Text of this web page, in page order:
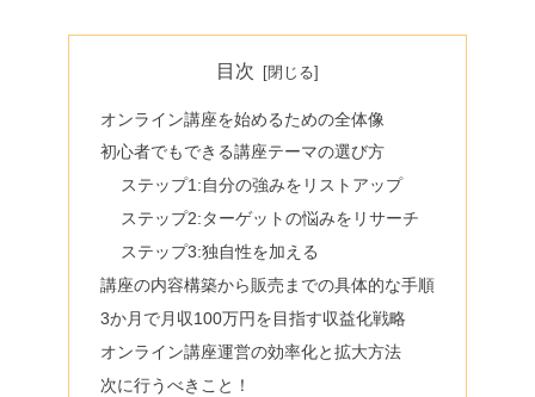
目次
オンライン講座を始めるための全体像
初心者でもできる講座テーマの選び方
ステップ1:自分の強みをリストアップ
ステップ2:ターゲットの悩みをリサーチ
ステップ3:独自性を加える
講座の内容構築から販売までの具体的な手順
3か月で月収100万円を目指す収益化戦略
オンライン講座運営の効率化と拡大方法
次に行うべきこと！